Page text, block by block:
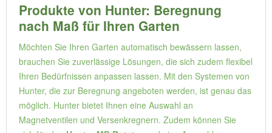
Produkte von Hunter: Beregnung
nach Maß für Ihren Garten
Möchten Sie Ihren Garten automatisch bewässern lassen,
brauchen Sie zuverlässige Lösungen, die sich zudem flexibel
Ihren Bedürfnissen anpassen lassen. Mit den Systemen von
Hunter, die zur Beregnung angeboten werden, ist genau das
möglich. Hunter bietet Ihnen eine Auswahl an
Magnetventilen und Versenkregnern. Zudem können Sie